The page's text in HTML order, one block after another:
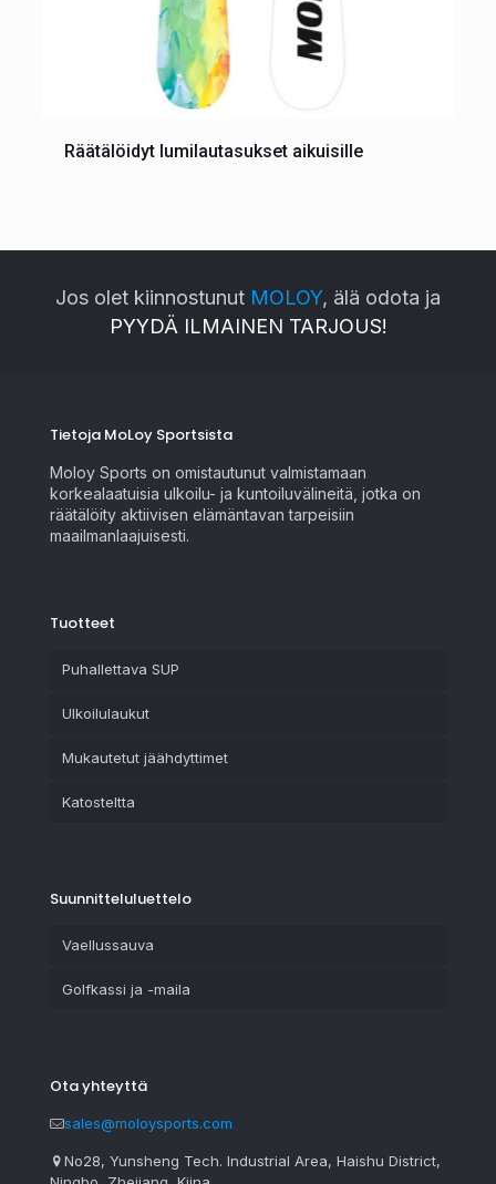
Räätälöidyt lumilautasukset aikuisille
Jos olet kiinnostunut MOLOY, älä odota ja
PYYDÄ ILMAINEN TARJOUS!
Tietoja MoLoy Sportsista
Moloy Sports on omistautunut valmistamaan
korkealaatuisia ulkoilu- ja kuntoiluvälineitä, jotka on
räätälöity aktiivisen elämäntavan tarpeisiin
maailmanlaajuisesti.
Tuotteet
Puhallettava SUP
Ulkoilulaukut
Mukautetut jäähdyttimet
Katosteltta
Suunnitteluluettelo
Vaellussauva
Golfkassi ja -maila
Ota yhteyttä
sales@moloysports.com
No28, Yunsheng Tech. Industrial Area, Haishu District,